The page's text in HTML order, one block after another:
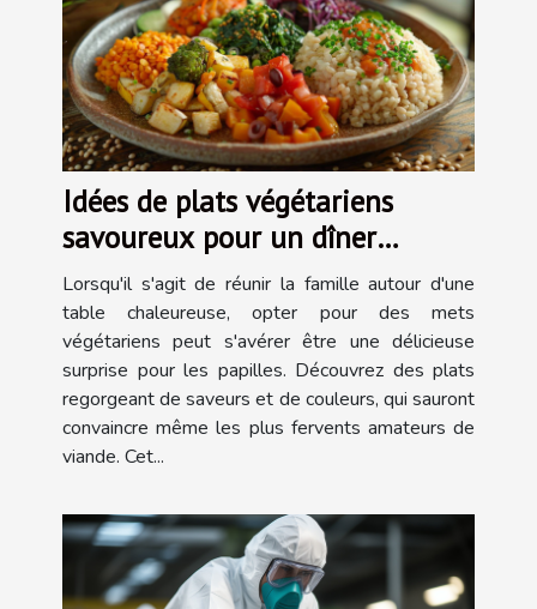
Idées de plats végétariens
savoureux pour un dîner
familial
Lorsqu'il s'agit de réunir la famille autour d'une
table chaleureuse, opter pour des mets
végétariens peut s'avérer être une délicieuse
surprise pour les papilles. Découvrez des plats
regorgeant de saveurs et de couleurs, qui sauront
convaincre même les plus fervents amateurs de
viande. Cet...